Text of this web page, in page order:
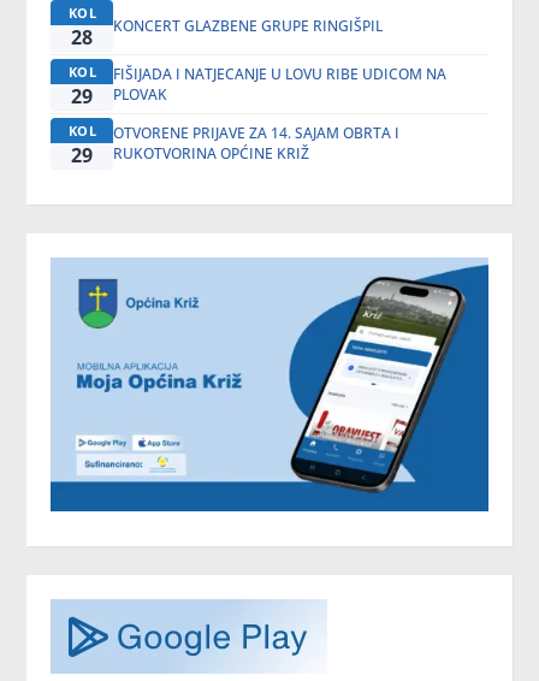
KOL
28 KONCERT GLAZBENE GRUPE RINGIŠPIL
KOL
29
FIŠIJADA I NATJECANJE U LOVU RIBE UDICOM NA
PLOVAK
KOL
29
OTVORENE PRIJAVE ZA 14. SAJAM OBRTA I
RUKOTVORINA OPĆINE KRIŽ